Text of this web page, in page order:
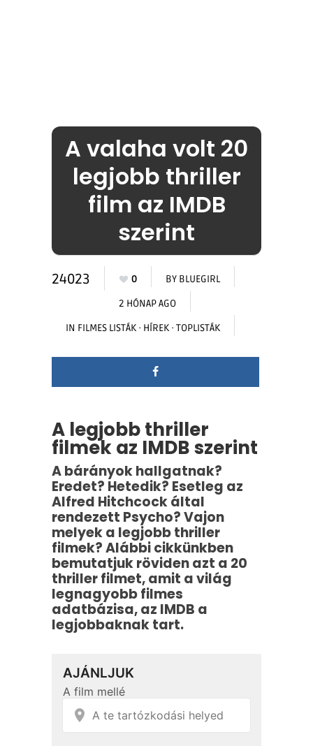
A valaha volt 20
legjobb thriller
film az IMDB
szerint
24023 0 BY BLUEGIRL
2 HÓNAP AGO
IN FILMES LISTÁK · HÍREK · TOPLISTÁK
A legjobb thriller
filmek az IMDB szerint
A bárányok hallgatnak?
Eredet? Hetedik? Esetleg az
Alfred Hitchcock által
rendezett Psycho? Vajon
melyek a legjobb thriller
filmek? Alábbi cikkünkben
bemutatjuk röviden azt a 20
thriller filmet, amit a világ
legnagyobb filmes
adatbázisa, az IMDB a
legjobbaknak tart.